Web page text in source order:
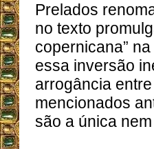
Prelados
no texto
copernicana”
essa inversão
arrogância
mencionados
são a única